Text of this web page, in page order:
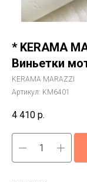
* KERAMA
Виньетки
KERAMA MARAZZI
Артикул: KM6401
4 410 р.